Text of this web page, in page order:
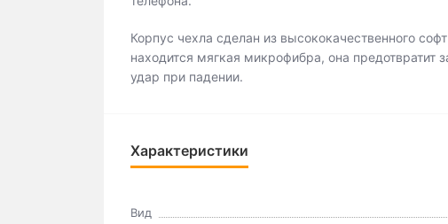
Корпус чехла сделан из высококачественного
находится мягкая микрофибра, она предотвратит
удар при падении.
Характеристики
Вид